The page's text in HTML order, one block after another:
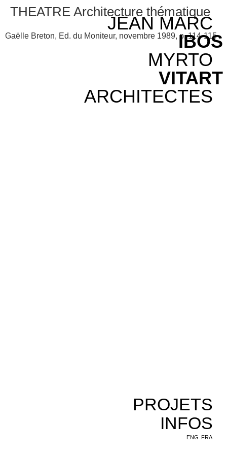
JEAN MARC
IBOS
MYRTO
VITART
ARCHITECTES
PROJETS
INFOS
ENG FRA
THEATRE Architecture thématique
Gaëlle Breton, Ed. du Moniteur, novembre 1989, p. 114-115